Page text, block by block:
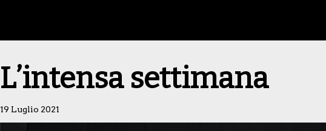
L’intensa settimana
19 Luglio 2021